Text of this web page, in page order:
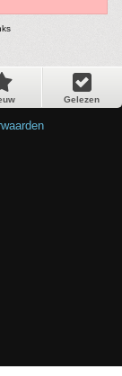
Gelezen